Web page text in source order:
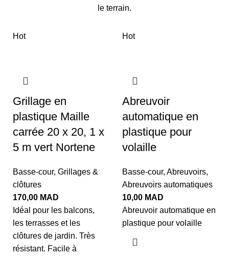
le terrain.
Hot
Grillage en
plastique Maille
carrée 20 x 20, 1 x
5 m vert Nortene
Basse-cour, Grillages &
clôtures
170,00 MAD
Idéal pour les balcons,
les terrasses et les
clôtures de jardin. Très
résistant. Facile à
Hot
Abreuvoir
automatique en
plastique pour
volaille
Basse-cour, Abreuvoirs,
Abreuvoirs automatiques
10,00 MAD
Abreuvoir automatique en
plastique pour volaille